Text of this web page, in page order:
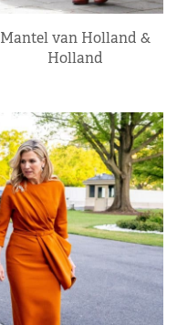
Mantel van Holland &
Holland